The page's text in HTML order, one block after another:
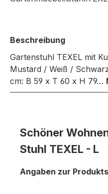
Beschreibung
Gartenstuhl TEXEL mit
Mustard / Weiß /
cm: B 59 x T 60 x H 79…
Schöner
Stuhl TEXEL - L
Angaben zur